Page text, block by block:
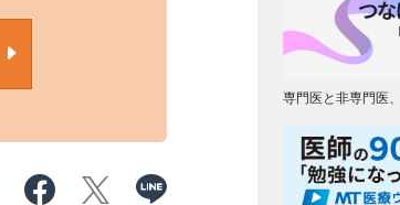
専門医と非専門医